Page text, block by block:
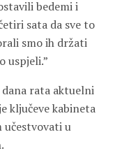
bedemi i
sata da sve to
smo ih držati
uspjeli.”
rata aktuelni
ključeve kabineta
učestvovati u